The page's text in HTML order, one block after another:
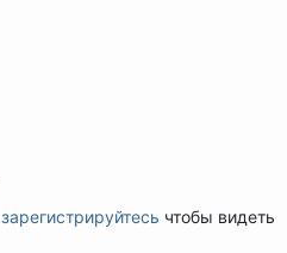
зарегистрируйтесь чтобы видеть